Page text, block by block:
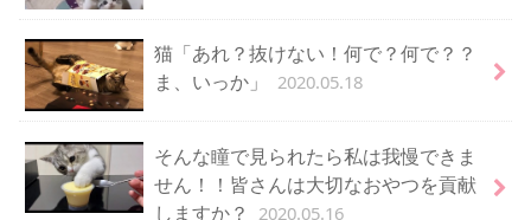
猫「あれ？抜けない！何で？何で？？
ま、いっか」
2020.05.18
そんな瞳で見られたら私は我慢できま
せん！！皆さんは大切なおやつを貢献
しますか？
2020.05.16